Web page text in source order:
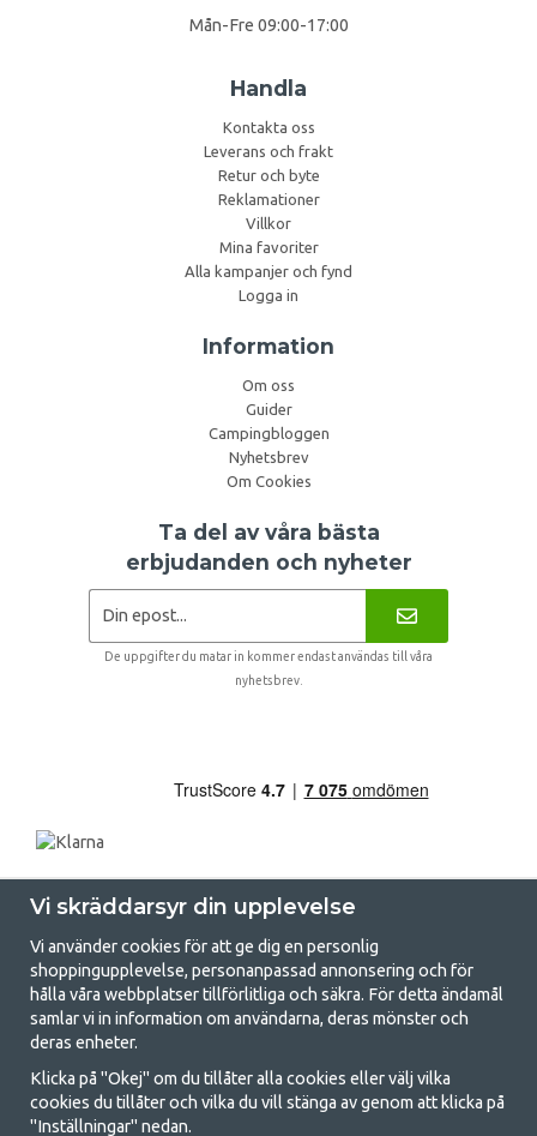
Mån-Fre 09:00-17:00
Handla
Kontakta oss
Leverans och frakt
Retur och byte
Reklamationer
Villkor
Mina favoriter
Alla kampanjer och fynd
Logga in
Information
Om oss
Guider
Campingbloggen
Nyhetsbrev
Om Cookies
Ta del av våra bästa
erbjudanden och nyheter
De uppgifter du matar in kommer endast användas till våra
nyhetsbrev.
GetCamping.se - Din butik för camping
och uteliv
Att campa kan antingen vara en livsstil eller ett sätt att samla familjen
Vi skräddarsyr din upplevelse
Vi använder cookies för att ge dig en personlig
shoppingupplevelse, personanpassad annonsering och för
hålla våra webbplatser tillförlitliga och säkra. För detta ändamål
samlar vi in information om användarna, deras mönster och
deras enheter.
Klicka på "Okej" om du tillåter alla cookies eller välj vilka
cookies du tillåter och vilka du vill stänga av genom att klicka på
"Inställningar" nedan.